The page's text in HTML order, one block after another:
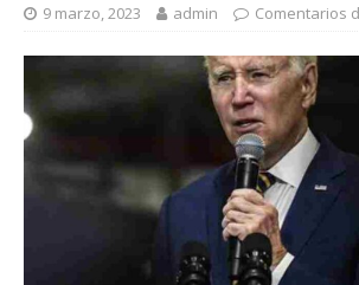
9 marzo, 2023 admin Comentarios